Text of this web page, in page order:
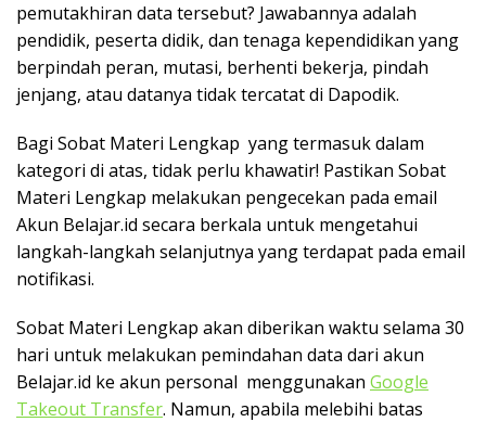
pemutakhiran data tersebut? Jawabannya adalah
pendidik, peserta didik, dan tenaga kependidikan yang
berpindah peran, mutasi, berhenti bekerja, pindah
jenjang, atau datanya tidak tercatat di Dapodik.
Bagi Sobat Materi Lengkap yang termasuk dalam
kategori di atas, tidak perlu khawatir! Pastikan Sobat
Materi Lengkap melakukan pengecekan pada email
Akun Belajar.id secara berkala untuk mengetahui
langkah-langkah selanjutnya yang terdapat pada email
notifikasi.
Sobat Materi Lengkap akan diberikan waktu selama 30
hari untuk melakukan pemindahan data dari akun
Belajar.id ke akun personal menggunakan Google
Takeout Transfer. Namun, apabila melebihi batas